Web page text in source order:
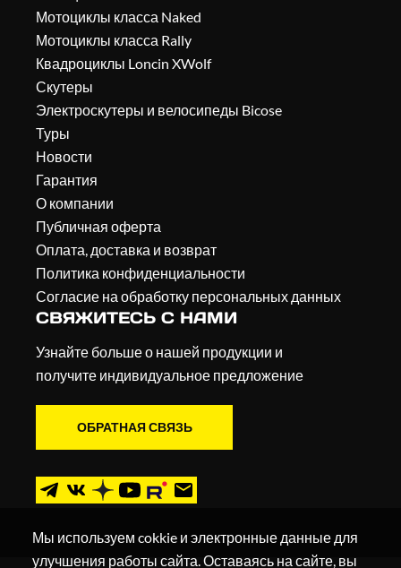
Мотоциклы класса Naked
Мотоциклы класса Rally
Квадроциклы Loncin XWolf
Скутеры
Электроскутеры и велосипеды Bicose
Туры
Новости
Гарантия
О компании
Публичная оферта
Оплата, доставка и возврат
Политика конфиденциальности
Согласие на обработку персональных данных
СВЯЖИТЕСЬ С НАМИ
Узнайте больше о нашей продукции и
получите индивидуальное предложение
ОБРАТНАЯ СВЯЗЬ
Мы используем cokkie и электронные данные для
улучшения работы сайта. Оставаясь на сайте, вы